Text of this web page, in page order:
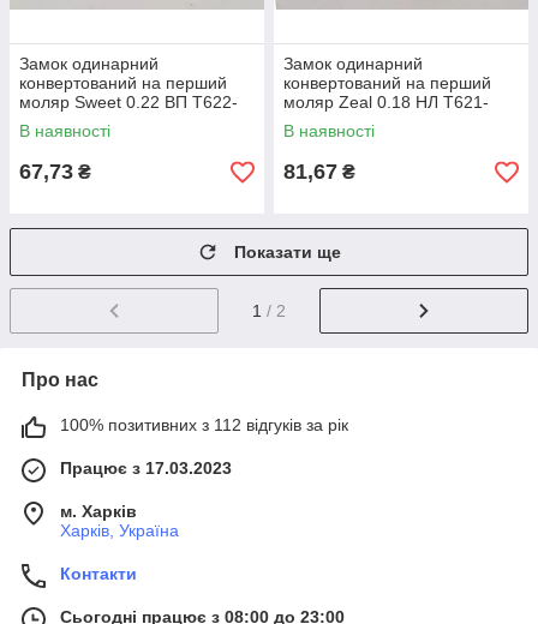
Замок одинарний
конвертований на перший
моляр Sweet 0.22 ВП T622-
5125S 1 шт
В наявності
67,73 ₴
Замок одинарний
конвертований на перший
моляр Zeal 0.18 НЛ T621-
6135 1 шт
В наявності
81,67 ₴
Показати ще
1 / 2
Про нас
100% позитивних з 112 відгуків за рік
Працює з 17.03.2023
м. Харків
Харків, Україна
Контакти
Сьогодні працює з 08:00 до 23:00